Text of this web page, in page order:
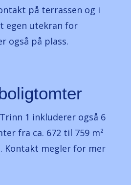
på terrassen og i
egen utekran for
også på plass.
1 inkluderer også 6
fra ca. 672 til 759 m²
Kontakt megler for mer